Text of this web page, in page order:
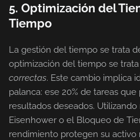
5. Optimización del
Tiempo
La gestión del tiempo se trata
optimización del tiempo se
correctas. Este cambio implica
palanca: ese 20% de tareas
resultados deseados.
Eisenhower o el Bloqueo de
rendimiento protegen su activo